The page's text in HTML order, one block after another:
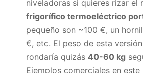
niveladoras si quieres rizar el
frigorífico termoeléctrico
pequeño son ~100 €, un
€, etc. El peso de esta
rondaría quizás 40-60 kg
Ejemplos comerciales en